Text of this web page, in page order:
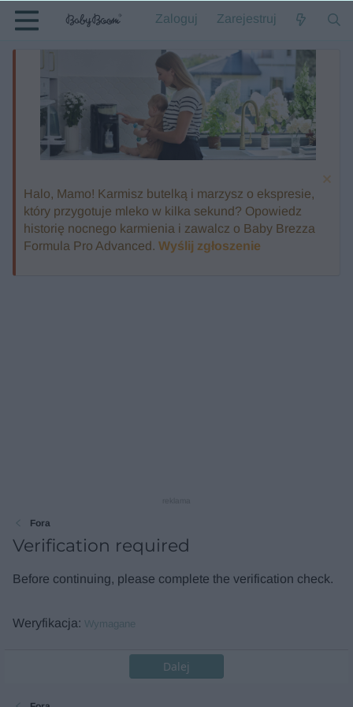
Zaloguj Zarejestruj
Halo, Mamo! Karmisz butelką i marzysz o ekspresie,
który przygotuje mleko w kilka sekund? Opowiedz
historię nocnego karmienia i zawalcz o Baby Brezza
Formula Pro Advanced. Wyślij zgłoszenie
Fora
Verification required
Before continuing, please complete the verification check.
Weryfikacja Wymagane
Dalej